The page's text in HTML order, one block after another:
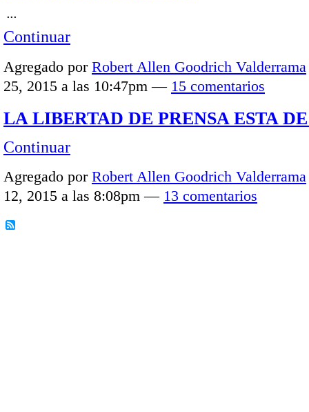
…
Continuar
Agregado por Robert Allen Goodrich Valderrama
25, 2015 a las 10:47pm — 15 comentarios
LA LIBERTAD DE PRENSA ESTA
Continuar
Agregado por Robert Allen Goodrich Valderrama
12, 2015 a las 8:08pm — 13 comentarios